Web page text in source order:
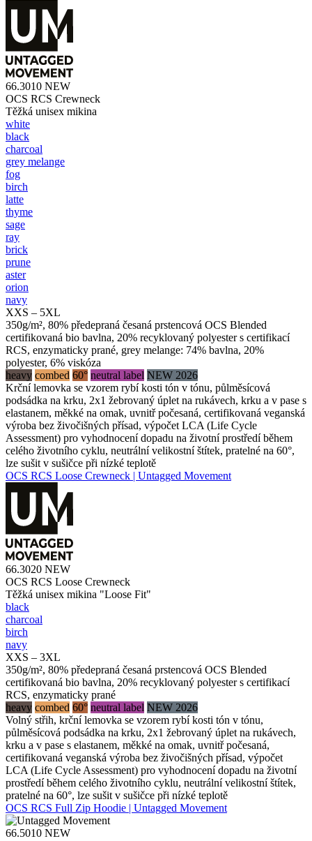
66.3010 NEW
OCS RCS Crewneck
Těžká unisex mikina
white
black
charcoal
grey melange
fog
birch
latte
thyme
sage
ray
brick
prune
aster
orion
navy
XXS – 5XL
350g/m², 80% předepraná česaná prstencová OCS Blended
certifikovaná bio bavlna, 20% recyklovaný polyester s certifikací
RCS, enzymaticky prané, grey melange: 74% bavlna, 20%
polyester, 6% viskóza
heavy combed 60° neutral label NEW 2026
Krční lemovka se vzorem rybí kosti tón v tónu, půlměsícová
podsádka na krku, 2x1 žebrovaný úplet na rukávech, krku a v pase s
elastanem, měkké na omak, uvnitř počesaná, certifikovaná veganská
výroba bez živočišných přísad, výpočet LCA (Life Cycle
Assessment) pro vyhodnocení dopadu na životní prostředí během
celého životního cyklu, neutrální velikostní štítek, pratelné na 60°,
lze sušit v sušičce při nízké teplotě
OCS RCS Loose Crewneck | Untagged Movement
66.3020 NEW
OCS RCS Loose Crewneck
Těžká unisex mikina "Loose Fit"
black
charcoal
birch
navy
XXS – 3XL
350g/m², 80% předepraná česaná prstencová OCS Blended
certifikovaná bio bavlna, 20% recyklovaný polyester s certifikací
RCS, enzymaticky prané
heavy combed 60° neutral label NEW 2026
Volný střih, krční lemovka se vzorem rybí kosti tón v tónu,
půlměsícová podsádka na krku, 2x1 žebrovaný úplet na rukávech,
krku a v pase s elastanem, měkké na omak, uvnitř počesaná,
certifikovaná veganská výroba bez živočišných přísad, výpočet
LCA (Life Cycle Assessment) pro vyhodnocení dopadu na životní
prostředí během celého životního cyklu, neutrální velikostní štítek,
pratelné na 60°, lze sušit v sušičce při nízké teplotě
OCS RCS Full Zip Hoodie | Untagged Movement
66.5010 NEW